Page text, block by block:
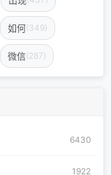
如何(349)
微信(287)
6430
1922